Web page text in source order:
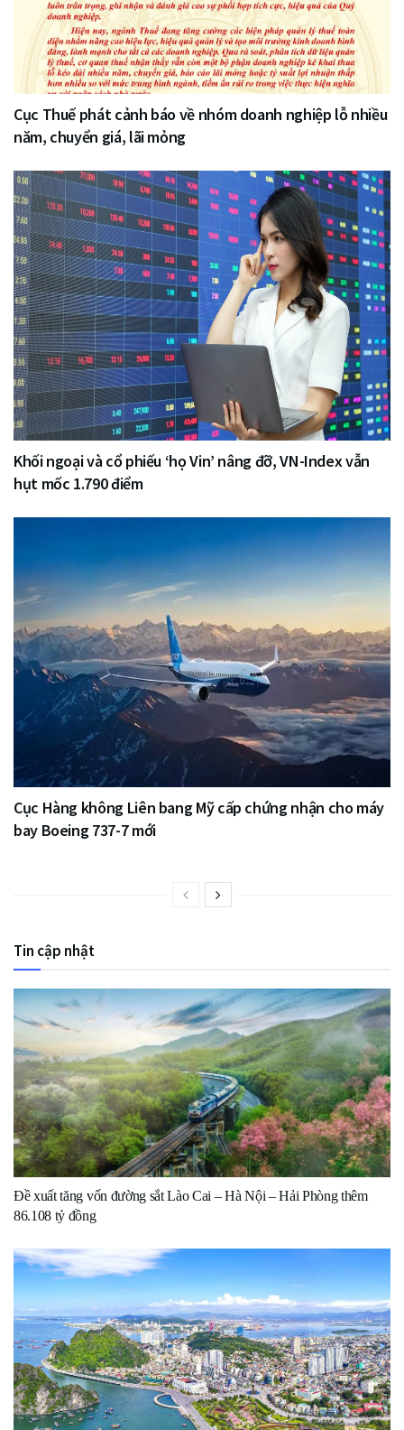
Cục Thuế phát cảnh báo về nhóm doanh nghiệp lỗ nhiều
năm, chuyển giá, lãi mỏng
Khối ngoại và cổ phiếu ‘họ Vin’ nâng đỡ, VN-Index vẫn
hụt mốc 1.790 điểm
Cục Hàng không Liên bang Mỹ cấp chứng nhận cho máy
bay Boeing 737-7 mới
Tin cập nhật
Đề xuất tăng vốn đường sắt Lào Cai – Hà Nội – Hải Phòng thêm
86.108 tỷ đồng